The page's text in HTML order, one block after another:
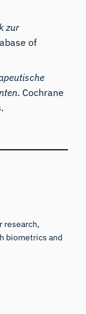
zur
of
. Cochrane
research,
biometrics and